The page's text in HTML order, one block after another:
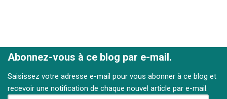
Abonnez-vous à ce blog par e-mail.
Saisissez votre adresse e-mail pour vous abonner à ce blog et
recevoir une notification de chaque nouvel article par e-mail.